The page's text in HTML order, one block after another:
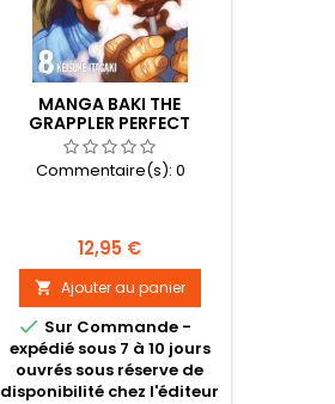
MANGA BAKI THE
GRAPPLER PERFECT
EDITION TOME 08
Commentaire(s):0
Prix
12,95 €
 Ajouter au panier
 Sur Commande -
expédié sous 7 à 10 jours
ouvrés sous réserve de
disponibilité chez l'éditeur